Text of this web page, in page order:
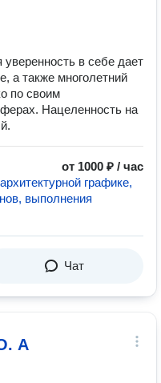
в себе дает
а также многолетний
по своим
Нацеленность на
от 1000 ₽ / час
графике,
выполнения
Чат
А